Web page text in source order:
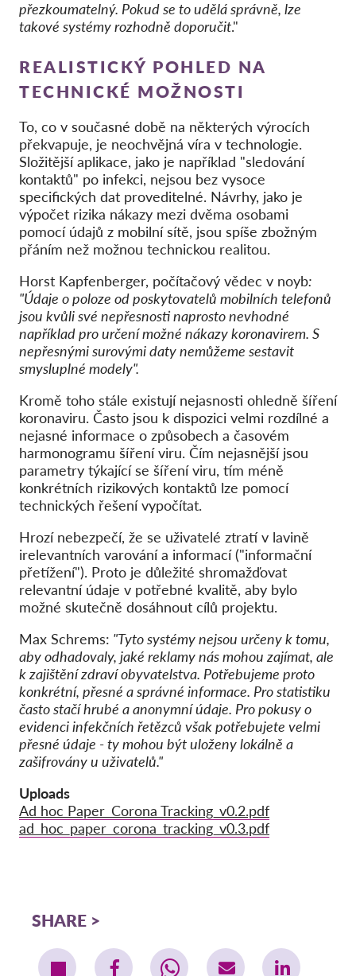
přezkoumatelný. Pokud se to udělá správně, lze
takové systémy rozhodně doporučit."
REALISTICKÝ POHLED NA
TECHNICKÉ MOŽNOSTI
To, co v současné době na některých výrocích
překvapuje, je neochvějná víra v technologie.
Složitější aplikace, jako je například "sledování
kontaktů" po infekci, nejsou bez vysoce
specifických dat proveditelné. Návrhy, jako je
výpočet rizika nákazy mezi dvěma osobami
pomocí údajů z mobilní sítě, jsou spíše zbožným
přáním než možnou technickou realitou.
Horst Kapfenberger, počítačový vědec v noyb:
"Údaje o poloze od poskytovatelů mobilních telefonů
jsou kvůli své nepřesnosti naprosto nevhodné
například pro určení možné nákazy koronavirem. S
nepřesnými surovými daty nemůžeme sestavit
smysluplné modely".
Kromě toho stále existují nejasnosti ohledně šíření
koronaviru. Často jsou k dispozici velmi rozdílné a
nejasné informace o způsobech a časovém
harmonogramu šíření viru. Čím nejasnější jsou
parametry týkající se šíření viru, tím méně
konkrétních rizikových kontaktů lze pomocí
technických řešení vypočítat.
Hrozí nebezpečí, že se uživatelé ztratí v lavině
irelevantních varování a informací ("informační
přetížení"). Proto je důležité shromažďovat
relevantní údaje v potřebné kvalitě, aby bylo
možné skutečně dosáhnout cílů projektu.
Max Schrems: "Tyto systémy nejsou určeny k tomu,
aby odhadovaly, jaké reklamy nás mohou zajímat, ale
k zajištění zdraví obyvatelstva. Potřebujeme proto
konkrétní, přesné a správné informace. Pro statistiku
často stačí hrubé a anonymní údaje. Pro pokusy o
evidenci infekčních řetězců však potřebujete velmi
přesné údaje - ty mohou být uloženy lokálně a
zašifrovány u uživatelů."
Uploads
Ad hoc Paper_Corona Tracking_v0.2.pdf
ad_hoc_paper_corona_tracking_v0.3.pdf
SHARE